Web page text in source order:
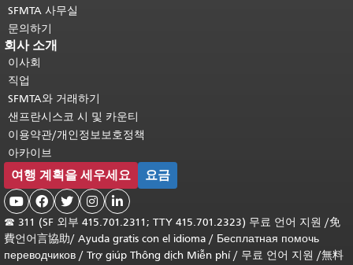
SFMTA 사무실
문의하기
회사 소개
이사회
직업
SFMTA와 거래하기
샌프란시스코 시 및 카운티
이용약관/개인정보보호정책
아카이브
여행 계획을 세우세요 요금
    
☎ 311 (SF 외부 415.701.2311; TTY 415.701.2323) 무료 언어 지원 /免
費언어言協助/ Ayuda gratis con el idioma / Бесплатная помочь
переводчиков / Trợ giúp Thông dịch Miễn phí/ 무료 언어 지원 /無料